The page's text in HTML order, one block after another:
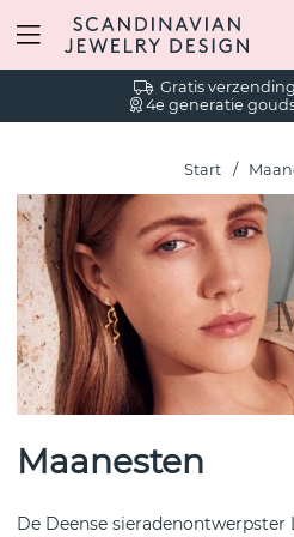
Gratis
4e generatie
Start
Maanesten
De Deense sieradenontwerpster